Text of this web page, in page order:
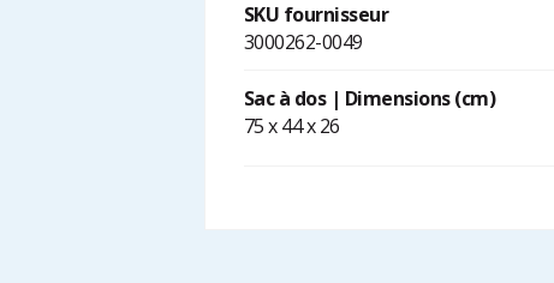
SKU fournisseur
3000262-0049
Sac à dos | Dimensions (cm)
75 x 44 x 26